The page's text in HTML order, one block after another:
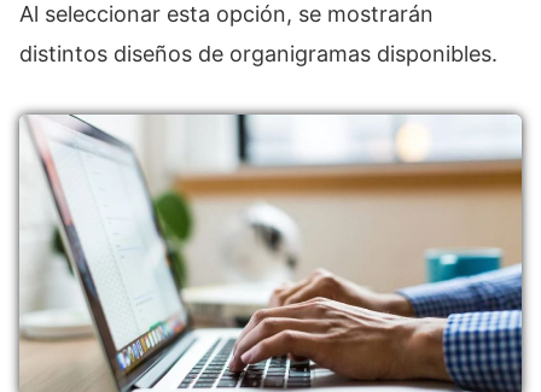
Al seleccionar esta opción, se mostrarán
distintos diseños de organigramas disponibles.